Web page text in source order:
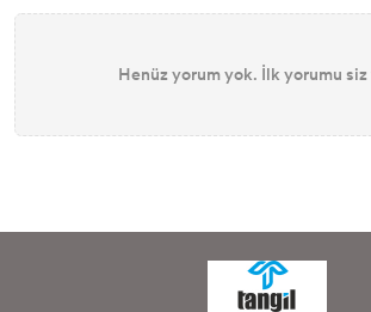
Henüz yorum yok. İlk yorumu siz